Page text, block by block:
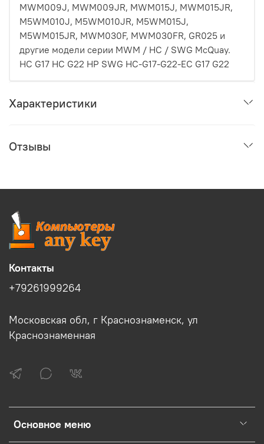
MWM009J, MWM009JR, MWM015J, MWM015JR,
M5WM010J, M5WM010JR, M5WM015J,
M5WM015JR, MWM030F, MWM030FR, GR025 и
другие модели серии MWM / HC / SWG McQuay.
HC G17 HC G22 HP SWG HC-G17-G22-EC G17 G22
Характеристики
Отзывы
Основное меню
Контакты
+79261999264
Московская обл, г Краснознаменск, ул
Краснознаменная